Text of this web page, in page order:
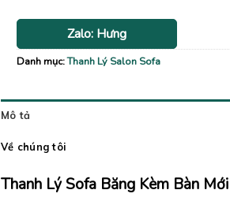
Zalo: Hưng
Danh mục:Thanh Lý Salon Sofa
Mô tả
Về chúng tôi
Thanh Lý Sofa Băng Kèm Bàn